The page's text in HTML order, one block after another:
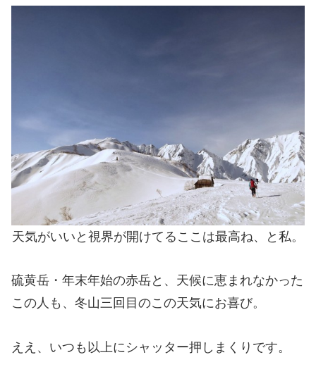
天気がいいと視界が開けてるここは最高ね、と私。
硫黄岳・年末年始の赤岳と、天候に恵まれなかった
この人も、冬山三回目のこの天気にお喜び。
ええ、いつも以上にシャッター押しまくりです。